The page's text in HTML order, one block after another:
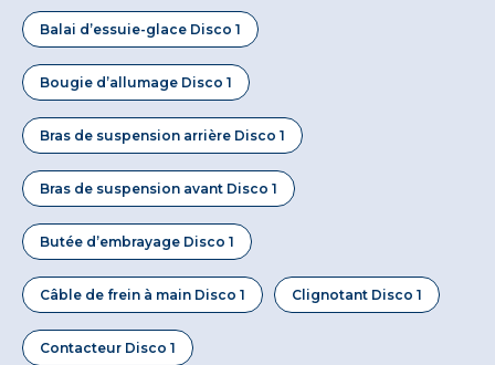
Balai d’essuie-glace Disco 1
Bougie d’allumage Disco 1
Bras de suspension arrière Disco 1
Bras de suspension avant Disco 1
Butée d’embrayage Disco 1
Câble de frein à main Disco 1 Clignotant Disco 1
Contacteur Disco 1